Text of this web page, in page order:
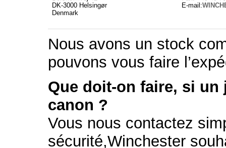
DK-3000 Helsingør
Denmark
E-mail:
Nous avons un stock
pouvons vous faire
Que doit-on faire, si un
canon ?
Vous nous contactez
sécurité,Winchester